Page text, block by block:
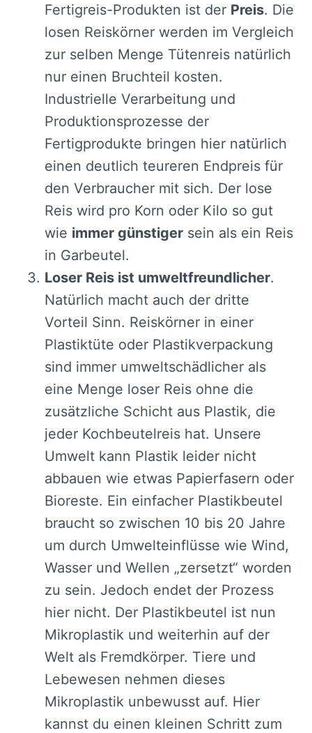
Fertigreis-Produkten ist der Preis. Die
losen Reiskörner werden im Vergleich
zur selben Menge Tütenreis natürlich
nur einen Bruchteil kosten.
Industrielle Verarbeitung und
Produktionsprozesse der
Fertigprodukte bringen hier natürlich
einen deutlich teureren Endpreis für
den Verbraucher mit sich. Der lose
Reis wird pro Korn oder Kilo so gut
wie immer günstiger sein als ein Reis
in Garbeutel.
Loser Reis ist umweltfreundlicher.
Natürlich macht auch der dritte
Vorteil Sinn. Reiskörner in einer
Plastiktüte oder Plastikverpackung
sind immer umweltschädlicher als
eine Menge loser Reis ohne die
zusätzliche Schicht aus Plastik, die
jeder Kochbeutelreis hat. Unsere
Umwelt kann Plastik leider nicht
abbauen wie etwas Papierfasern oder
Bioreste. Ein einfacher Plastikbeutel
braucht so zwischen 10 bis 20 Jahre
um durch Umwelteinflüsse wie Wind,
Wasser und Wellen „zersetzt“ worden
zu sein. Jedoch endet der Prozess
hier nicht. Der Plastikbeutel ist nun
Mikroplastik und weiterhin auf der
Welt als Fremdkörper. Tiere und
Lebewesen nehmen dieses
Mikroplastik unbewusst auf. Hier
kannst du einen kleinen Schritt zum